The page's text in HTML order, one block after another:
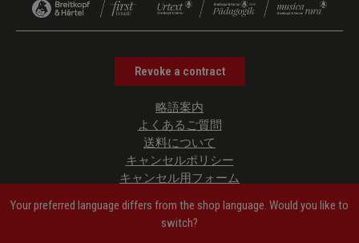
Revoke a contract
略語案内
よくあるご質問
送料について
キャンセルポリシー
キャンセル用フォーム
ご利用規約
管理者情報
Your preferred language differs from the shop language. Would you like to
switch?